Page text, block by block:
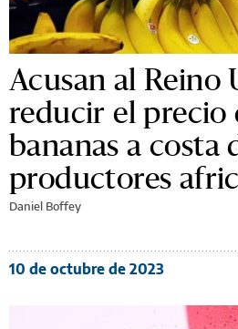
Acusan al Reino
reducir el precio
bananas a costa
productores
Daniel Boffey
10 de octubre de 2023